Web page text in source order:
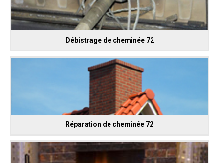
Débistrage de cheminée 72
Réparation de cheminée 72